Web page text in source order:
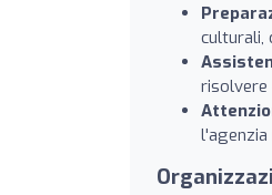
culturali,
risolvere